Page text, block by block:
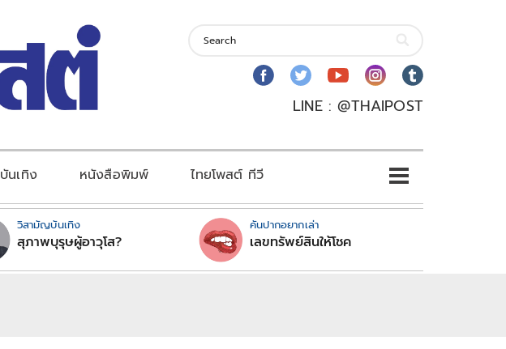
LINE : @THAIPOST
บันเทิง หนังสือพิมพ์ ไทยโพสต์ ทีวี
วิสามัญบันเทิง
สุภาพบุรุษผู้อาวุโส?
คันปากอยากเล่า
เลขทรัพย์สินให้โชค